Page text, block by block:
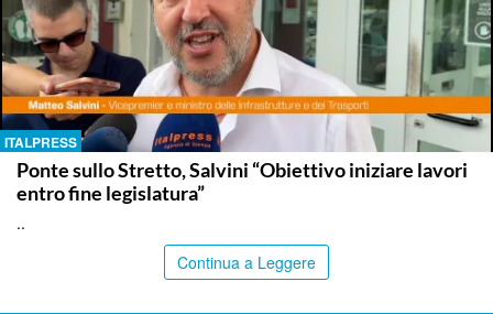
ITALPRESS
Ponte sullo Stretto, Salvini “Obiettivo iniziare lavori
entro fine legislatura”
..
Continua a Leggere